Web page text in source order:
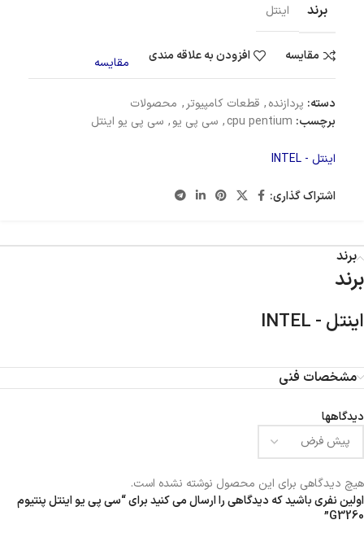
برند اینتل
مقایسه افزودن به علاقه مندی مقایسه
دسته: پردازنده, قطعات کامپیوتر , محصولات
برچسب: cpu pentium
, سی پی یو, سی پی یو اینتل
اینتل - INTEL
اشتراک گذاری:
برند
برند
اینتل - INTEL
مشخصات فنی
دیدگاهها
هیچ دیدگاهی برای این محصول نوشته نشده است.
اولین نفری باشید که دیدگاهی را ارسال می کنید برای “سی پی یو اینتل پنتیوم
G3260”